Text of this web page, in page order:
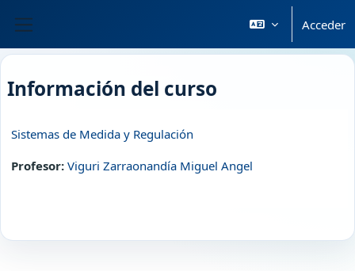
Acceder
Información del curso
Sistemas de Medida y Regulación
Profesor: Viguri Zarraonandía Miguel Angel